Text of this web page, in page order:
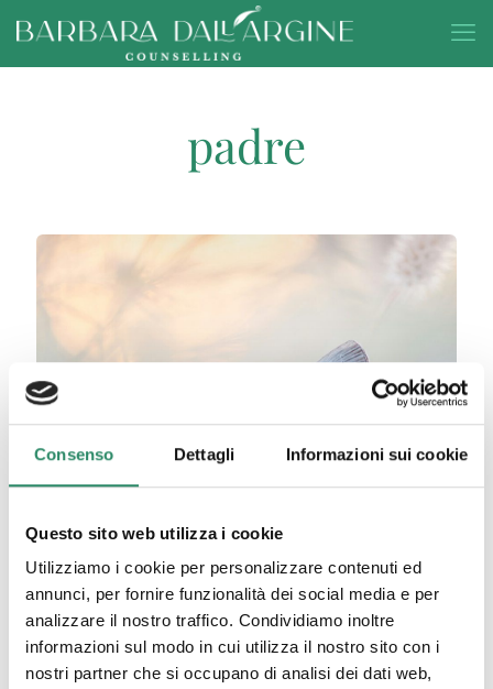
Consenso Dettagli Informazioni sui cookie
Questo sito web utilizza i cookie
Utilizziamo i cookie per personalizzare contenuti ed
annunci, per fornire funzionalità dei social media e per
analizzare il nostro traffico. Condividiamo inoltre
informazioni sul modo in cui utilizza il nostro sito con i
nostri partner che si occupano di analisi dei dati web,
padre
6 Ottobre 2025
La grande trasformatrice
Ci sono argomenti che spesso vengono tenuti a
distanza, che pur facendo parte della nostra
esistenza, tendiamo a rimuovere, a guardare solo
se in qualche modo[…]